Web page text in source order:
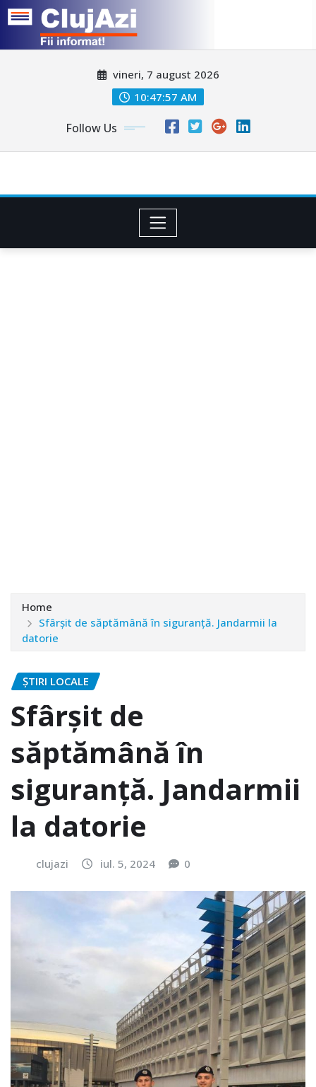
vineri, 7 august 2026
10:48:00 AM
Follow Us
Home
Sfârșit de săptămână în siguranță. Jandarmii la
datorie
ȘTIRI LOCALE
Sfârșit de
săptămână în
siguranță. Jandarmii
la datorie
clujazi iul. 5, 2024 0